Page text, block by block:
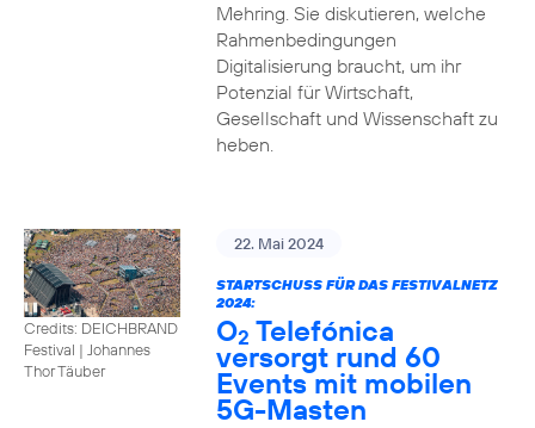
Mehring. Sie diskutieren, welche
Rahmenbedingungen
Digitalisierung braucht, um ihr
Potenzial für Wirtschaft,
Gesellschaft und Wissenschaft zu
heben.
Credits: DEICHBRAND
Festival | Johannes
Thor Täuber
22. Mai 2024
STARTSCHUSS FÜR DAS FESTIVALNETZ
2024:
O2 Telefónica
versorgt rund 60
Events mit mobilen
5G-Masten